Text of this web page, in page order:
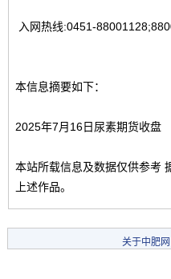
入网热线:0451-
本信息摘要如下：
2025年7月16日尿素期货收盘
本站所载信息及数据仅供参考
上述作品。
关于中肥网